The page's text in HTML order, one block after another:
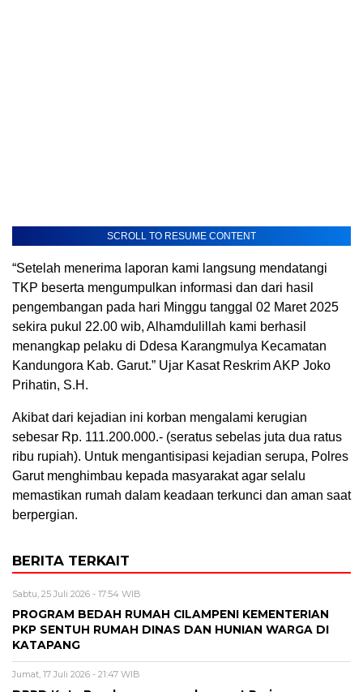
SCROLL TO RESUME CONTENT
“Setelah menerima laporan kami langsung mendatangi
TKP beserta mengumpulkan informasi dan dari hasil
pengembangan pada hari Minggu tanggal 02 Maret 2025
sekira pukul 22.00 wib, Alhamdulillah kami berhasil
menangkap pelaku di Ddesa Karangmulya Kecamatan
Kandungora Kab. Garut.” Ujar Kasat Reskrim AKP Joko
Prihatin, S.H.
Akibat dari kejadian ini korban mengalami kerugian
sebesar Rp. 111.200.000.- (seratus sebelas juta dua ratus
ribu rupiah). Untuk mengantisipasi kejadian serupa, Polres
Garut menghimbau kepada masyarakat agar selalu
memastikan rumah dalam keadaan terkunci dan aman saat
berpergian.
BERITA TERKAIT
Sabtu, 25 Juli 2026 - 17:54 WIB
PROGRAM BEDAH RUMAH CILAMPENI KEMENTERIAN
PKP SENTUH RUMAH DINAS DAN HUNIAN WARGA DI
KATAPANG
Jumat, 17 Juli 2026 - 21:47 WIB